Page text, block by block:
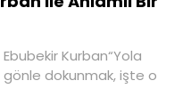
Kurban“Yola
gönle dokunmak, işte o